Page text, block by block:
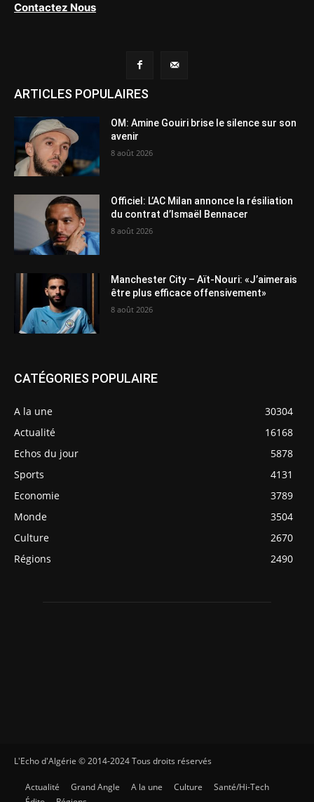
Contactez Nous
ARTICLES POPULAIRES
OM: Amine Gouiri brise le silence sur son
avenir
8 août 2026
Officiel: L’AC Milan annonce la résiliation
du contrat d’Ismaël Bennacer
8 août 2026
Manchester City – Aït-Nouri: «J’aimerais
être plus efficace offensivement»
8 août 2026
CATÉGORIES POPULAIRE
A la une
30304
Actualité
16168
Echos du jour
5878
Sports
4131
Economie
3789
Monde
3504
Culture
2670
Régions
2490
L'Echo d'Algérie © 2014-2024 Tous droits réservés
Actualité Grand Angle A la une Culture
Santé/Hi-Tech